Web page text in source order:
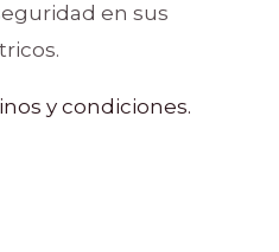
en sus
y condiciones.